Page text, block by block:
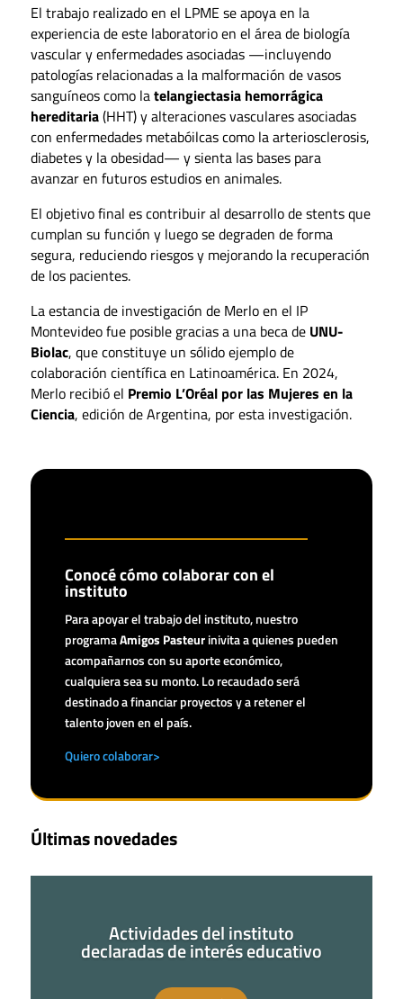
El trabajo realizado en el LPME se apoya en la
experiencia de este laboratorio en el área de biología
vascular y enfermedades asociadas —incluyendo
patologías relacionadas a la malformación de vasos
sanguíneos como latelangiectasia hemorrágica
hereditaria(HHT) y alteraciones vasculares asociadas
con enfermedades metabóilcas como la arteriosclerosis,
diabetes y la obesidad— y sienta las bases para
avanzar en futuros estudios en animales.
El objetivo final es contribuir al desarrollo de stents que
cumplan su función y luego se degraden de forma
segura, reduciendo riesgos y mejorando la recuperación
de los pacientes.
La estancia de investigación de Merlo en el IP
Montevideo fue posible gracias a una beca de UNU-
Biolac, que constituye un sólido ejemplo de
colaboración científica en Latinoamérica. En 2024,
Merlo recibió el Premio L’Oréal por las Mujeres en la
Ciencia, edición de Argentina, por esta investigación.
Conocé cómo colaborar con el
instituto
Para apoyar el trabajo del instituto, nuestro
programaAmigos Pasteur inivita a quienes pueden
acompañarnos con su aporte económico,
cualquiera sea su monto. Lo recaudado será
destinado a financiar proyectos y a retener el
talento joven en el país.
Quiero colaborar>
Últimas novedades
Actividades del instituto
declaradas de interés educativo